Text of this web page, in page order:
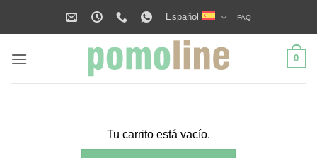
Español FAQ
0
Tu carrito está vacío.